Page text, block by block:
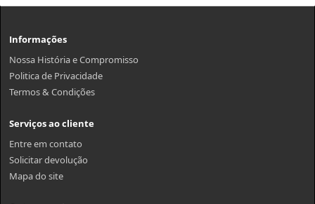
Informações
Nossa História e Compromisso
Politica de Privacidade
Termos & Condições
Serviços ao cliente
Entre em contato
Solicitar devolução
Mapa do site